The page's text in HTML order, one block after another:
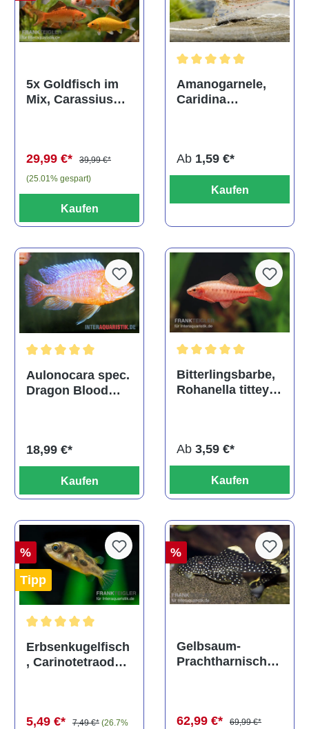
5x Goldfisch im
Mix, Carassius
29,99 €*
39,99 €*
(25.01% gespart)
Kaufen
Amanogarnele,
Caridina
Ab 1,59 €*
Kaufen
Durchschnittliche Bewertung von 5 von 5 Sternen
Aulonocara spec.
Dragon Blood
18,99 €*
Kaufen
Bitterlingsbarbe,
Rohanella titteya,
Ab 3,59 €*
Kaufen
%
Tipp
Durchschnittliche Bewertung von 5 von 5 Sternen
Erbsenkugelfisch
, Carinotetraodon
5,49 €* 7,49 €* (26.7%
%
Gelbsaum-
Prachtharnischw
62,99 €*
69,99 €*